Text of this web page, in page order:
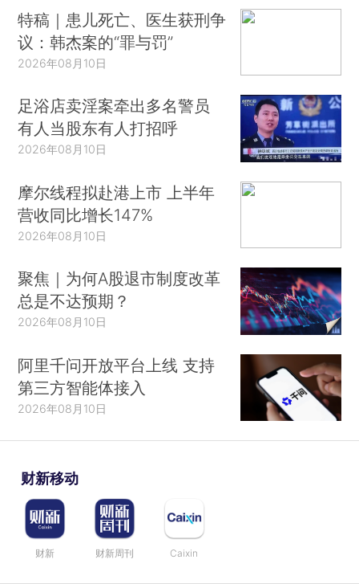
特稿｜患儿死亡、医生获刑争
议：韩杰案的“罪与罚”
2026年08月10日
足浴店卖淫案牵出多名警员
有人当股东有人打招呼
2026年08月10日
摩尔线程拟赴港上市 上半年
营收同比增长147%
2026年08月10日
聚焦｜为何A股退市制度改革
总是不达预期？
2026年08月10日
阿里千问开放平台上线 支持
第三方智能体接入
2026年08月10日
财新移动
财新 财新周刊 Caixin